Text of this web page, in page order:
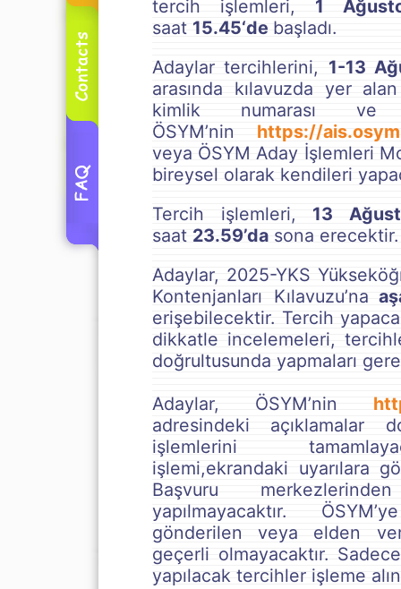
tercih işlemleri, 1
saat 15.45‘de başladı.
Adaylar tercihlerini, 1-13
arasında kılavuzda yer
kimlik numarası ve
ÖSYM’nin https://
veya ÖSYM Aday İşlemleri
bireysel olarak kendileri
Tercih işlemleri, 13
saat 23.59’da sona erecektir.
Adaylar, 2025-YKS
Kontenjanları Kılavuzu’na
erişebilecektir. Tercih
dikkatle incelemeleri,
doğrultusunda yapmaları
Adaylar, ÖSYM’nin
adresindeki açıklamalar
işlemlerini
işlemi,ekrandaki uyarılara
Başvuru
yapılmayacaktır.
gönderilen veya elden
geçerli olmayacaktır.
yapılacak tercihler işleme